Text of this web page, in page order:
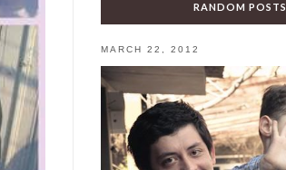
RANDOM POSTS
MARCH 22, 2012